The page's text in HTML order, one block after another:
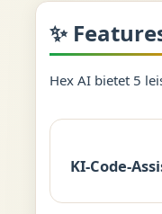
✨
Hex AI bietet 5
KI-Code-